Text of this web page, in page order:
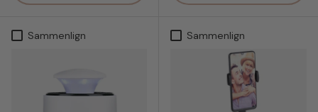
Sammenlign Sammenlign